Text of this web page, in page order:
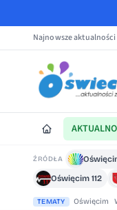
Najnowsze
ŹRÓDŁA
Oświęcim 112
TEMATY Oświęcim